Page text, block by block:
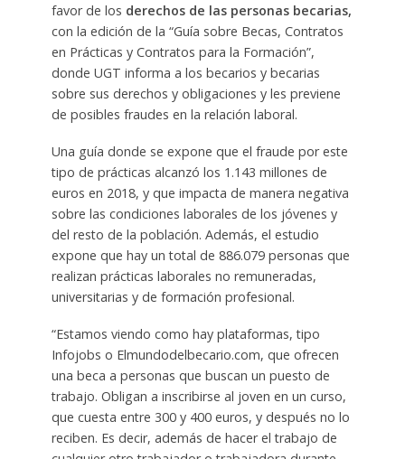
favor de los derechos de las personas becarias,
con la edición de la “Guía sobre Becas, Contratos
en Prácticas y Contratos para la Formación”,
donde UGT informa a los becarios y becarias
sobre sus derechos y obligaciones y les previene
de posibles fraudes en la relación laboral.
Una guía donde se expone que el fraude por este
tipo de prácticas alcanzó los 1.143 millones de
euros en 2018, y que impacta de manera negativa
sobre las condiciones laborales de los jóvenes y
del resto de la población. Además, el estudio
expone que hay un total de 886.079 personas que
realizan prácticas laborales no remuneradas,
universitarias y de formación profesional.
“Estamos viendo como hay plataformas, tipo
Infojobs o Elmundodelbecario.com, que ofrecen
una beca a personas que buscan un puesto de
trabajo. Obligan a inscribirse al joven en un curso,
que cuesta entre 300 y 400 euros, y después no lo
reciben. Es decir, además de hacer el trabajo de